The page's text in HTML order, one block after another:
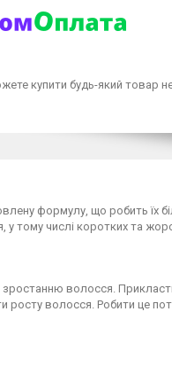
купити будь-який товар
формулу, що робить їх
у тому числі коротких та
зростанню волосся.
росту волосся. Робити це